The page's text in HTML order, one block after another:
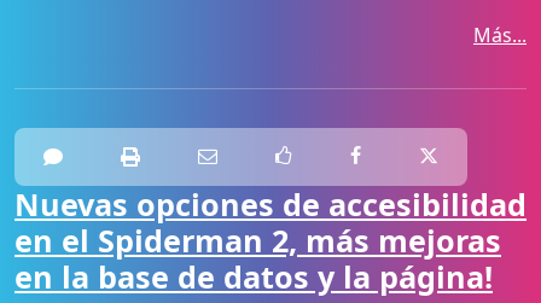
Más...
Nuevas opciones de accesibilidad
en el Spiderman 2, más mejoras
en la base de datos y la página!